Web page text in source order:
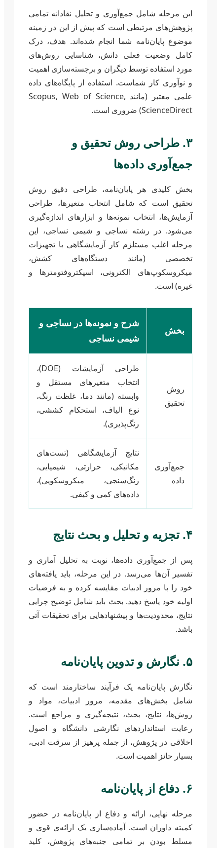
این مرحله شامل جمع‌آوری و تحلیل نقادانه تمامی
پژوهش‌های مرتبطی است که پیش از این در زمینه
موضوع پایان‌نامه شما انجام شده‌اند. هدف، درک
کامل وضعیت فعلی دانش، شناسایی روش‌های
مورد استفاده توسط دیگران و برجسته‌سازی اهمیت
و نوآوری کار شماست. استفاده از پایگاه‌های داده
علمی معتبر (مانند Scopus, Web of Science,
ScienceDirect) ضروری است.
۳. طراحی روش تحقیق و
جمع‌آوری داده‌ها
بخش کلیدی هر پایان‌نامه، طراحی دقیق روش
تحقیق است که شامل انتخاب متغیرها، طراحی
آزمایش‌ها، انتخاب نمونه‌ها و ابزارهای اندازه‌گیری
می‌شود. در رشته نساجی و شیمی نساجی، این
مرحله اغلب مستلزم کار آزمایشگاهی با تجهیزات
تخصصی (مانند دستگاه‌های کشش،
میکروسکوپ‌های الکترونی، اسپکتروفتومترها و
غیره) است.
بخش
شرح و نمونه‌ها در نساجی و
شیمی نساجی
روش
تحقیق
طراحی آزمایشات (DOE)،
انتخاب متغیرهای مستقل و
وابسته (مانند دما، غلظت رنگ،
نوع الیاف، استحکام کششی،
رنگ‌پذیری).
جمع‌آوری
داده
نتایج آزمایشگاهی (تست‌های
مکانیکی، حرارتی، شیمیایی،
رنگ‌سنجی، میکروسکوپی)،
داده‌های کمی و کیفی.
۴. تجزیه و تحلیل و بحث نتایج
پس از جمع‌آوری داده‌ها، نوبت به تحلیل آماری و
تفسیر آن‌ها می‌رسد. در این مرحله، باید یافته‌های
خود را با مرور ادبیات مقایسه کرده و به فرضیات
اولیه خود پاسخ دهید. بحث باید شامل توضیح چرایی
نتایج، محدودیت‌ها و پیشنهادهایی برای تحقیقات آتی
باشد.
۵. نگارش و تدوین پایان‌نامه
نگارش پایان‌نامه یک فرآیند ساختارمند است که
شامل بخش‌های مقدمه، مرور ادبیات، مواد و
روش‌ها، نتایج، بحث، نتیجه‌گیری و مراجع است.
رعایت استانداردهای نگارشی دانشگاه و اصول
اخلاقی در پژوهش، از جمله پرهیز از سرقت ادبی،
بسیار حائز اهمیت است.
۶. دفاع از پایان‌نامه
مرحله نهایی، ارائه و دفاع از پایان‌نامه در حضور
کمیته داوران است. آماده‌سازی یک ارائه‌ی قوی و
مسلط بودن بر تمامی جنبه‌های پژوهش، کلید